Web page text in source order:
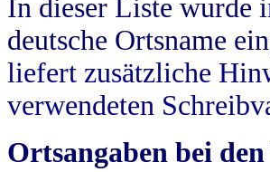
In dieser Liste wurde
deutsche Ortsname
liefert zusätzliche
verwendeten
Ortsangaben bei